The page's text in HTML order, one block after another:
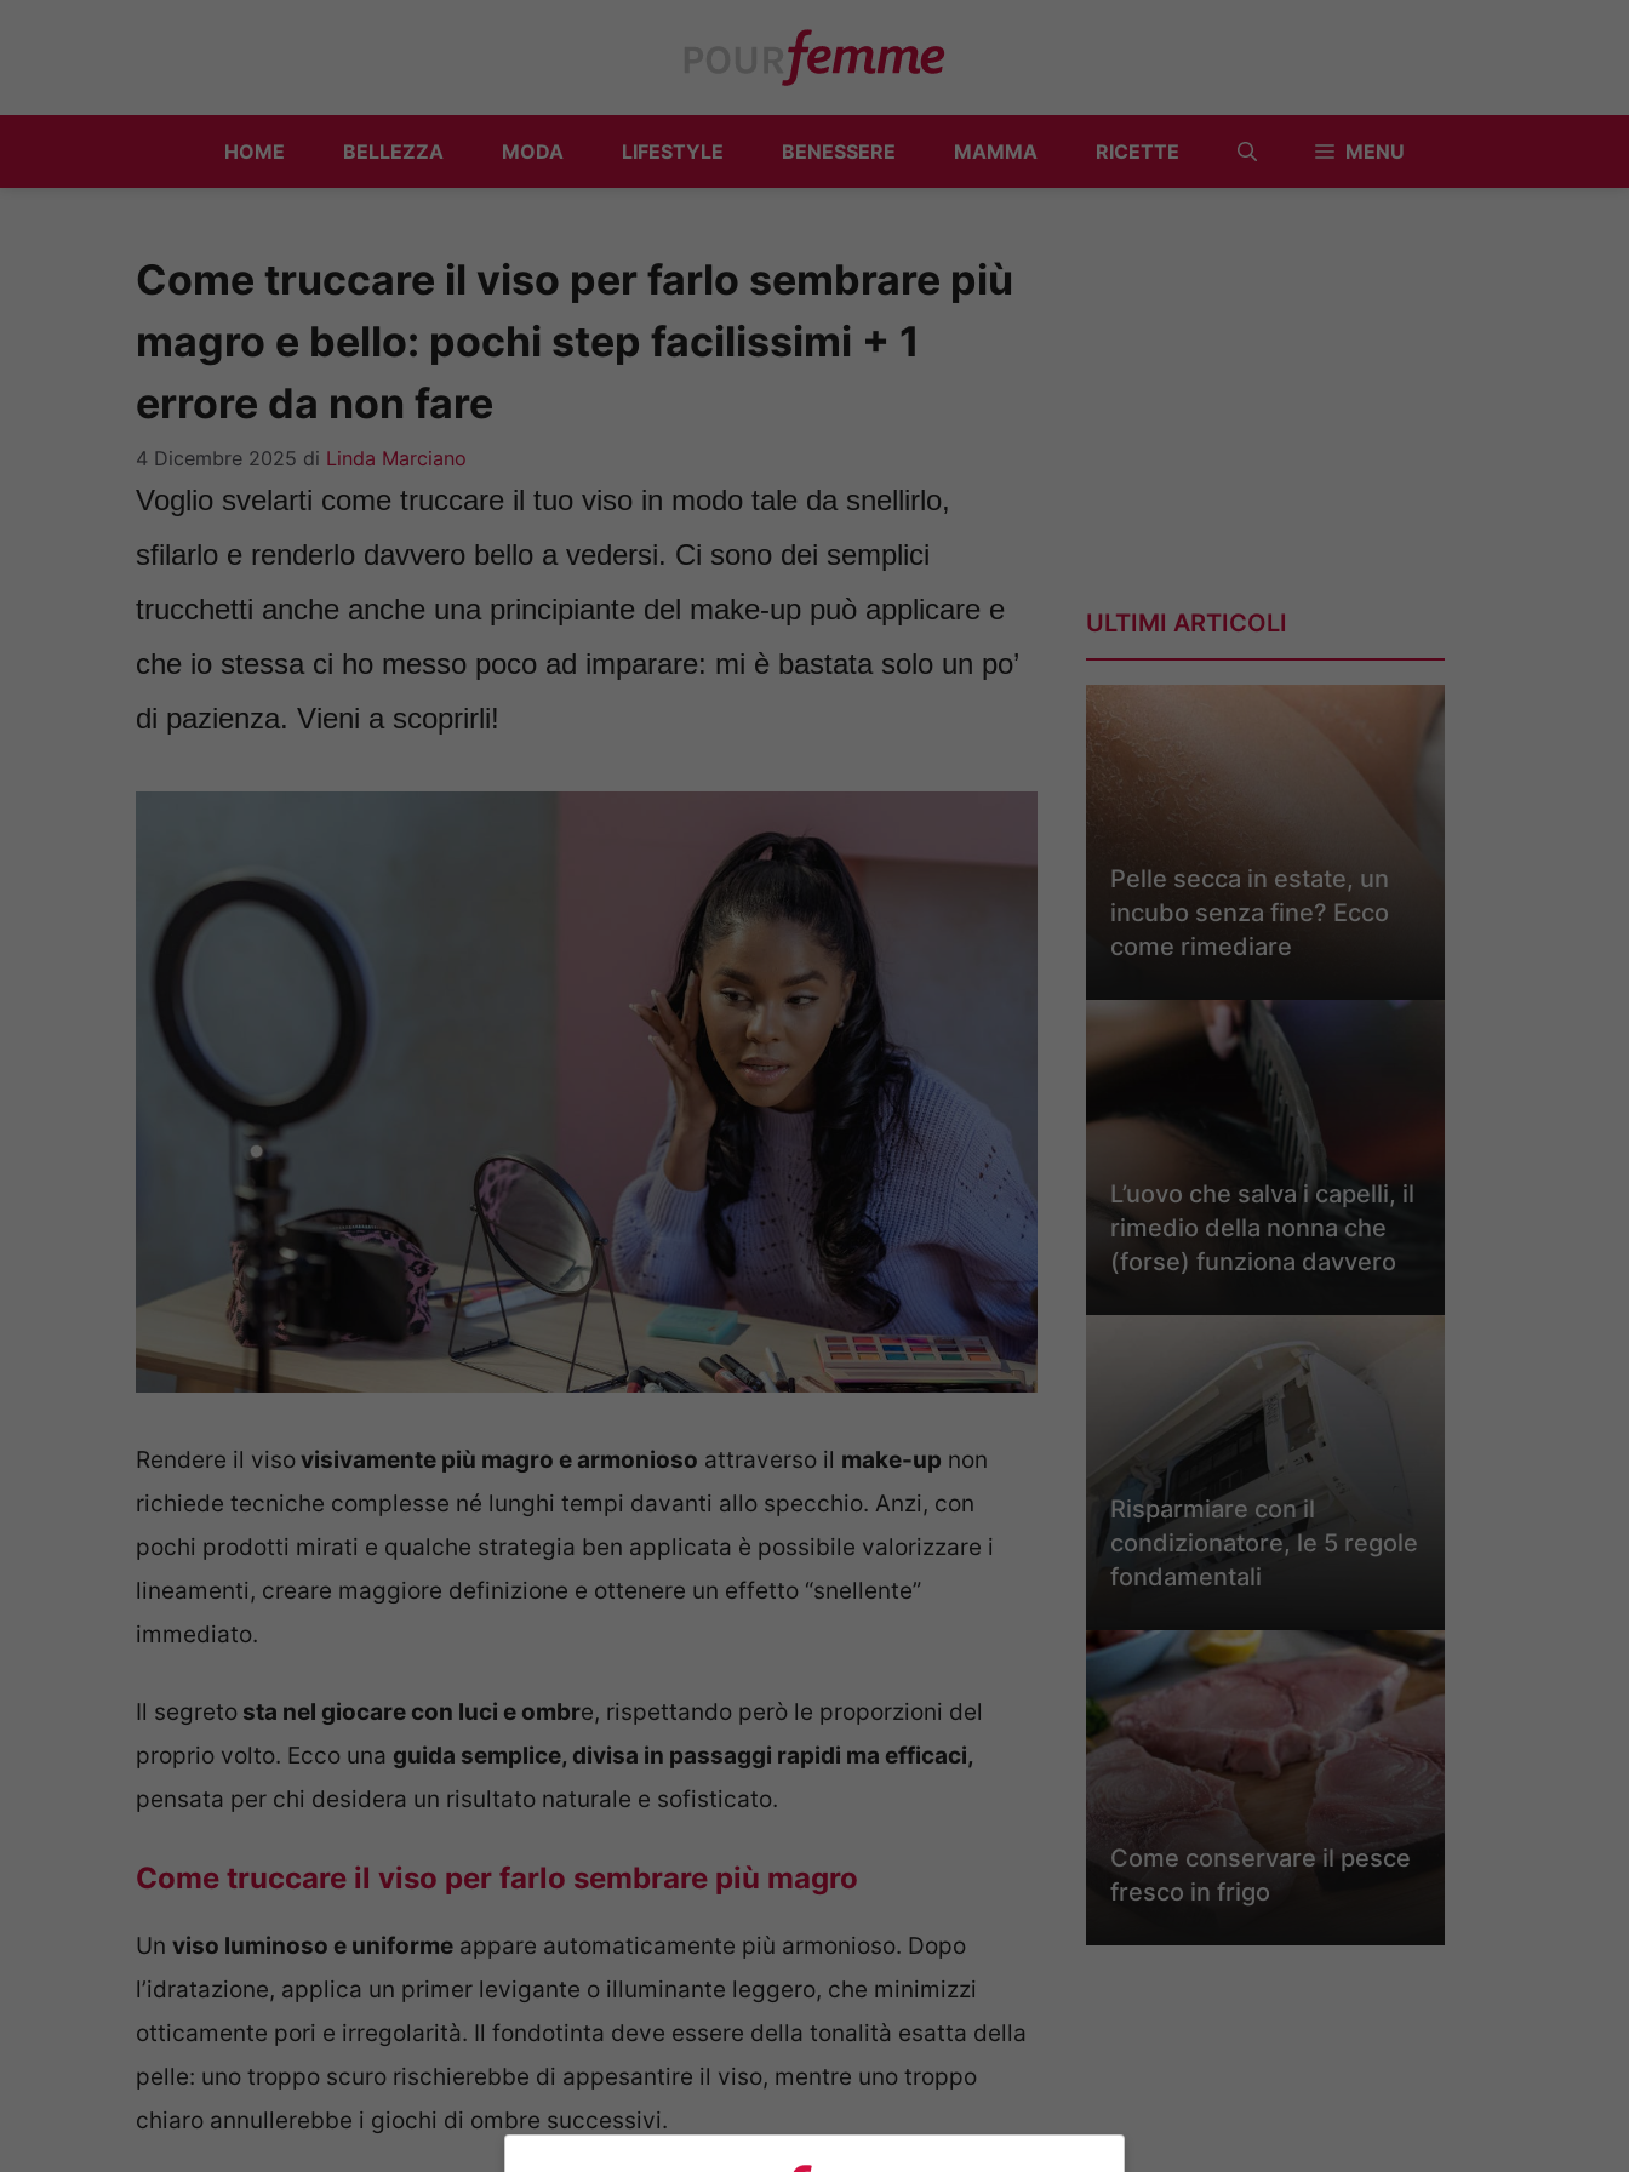
HOME BELLEZZA MODA LIFESTYLE BENESSERE MAMMA RICETTE MENU
Come truccare il viso per farlo sembrare più
magro e bello: pochi step facilissimi + 1
errore da non fare
4 Dicembre 2025 di Linda Marciano
Voglio svelarti come truccare il tuo viso in modo tale da snellirlo,
sfilarlo e renderlo davvero bello a vedersi. Ci sono dei semplici
trucchetti anche anche una principiante del make-up può applicare e
che io stessa ci ho messo poco ad imparare: mi è bastata solo un po’
di pazienza. Vieni a scoprirli!
Rendere il visovisivamente più magro e armonioso attraverso il make-up non
richiede tecniche complesse né lunghi tempi davanti allo specchio. Anzi, con
pochi prodotti mirati e qualche strategia ben applicata è possibile valorizzare i
lineamenti, creare maggiore definizione e ottenere un effetto “snellente”
immediato.
Il segreto sta nel giocare con luci e ombre, rispettando però le proporzioni del
proprio volto. Ecco una guida semplice, divisa in passaggi rapidi ma efficaci,
pensata per chi desidera un risultato naturale e sofisticato.
Come truccare il viso per farlo sembrare più magro
Un viso luminoso e uniforme appare automaticamente più armonioso. Dopo
l’idratazione, applica un primer levigante o illuminante leggero, che minimizzi
otticamente pori e irregolarità. Il fondotinta deve essere della tonalità esatta della
pelle: uno troppo scuro rischierebbe di appesantire il viso, mentre uno troppo
chiaro annullerebbe i giochi di ombre successivi.
ULTIMI ARTICOLI
Pelle secca in estate, un
incubo senza fine? Ecco
come rimediare
L’uovo che salva i capelli, il
rimedio della nonna che
(forse) funziona davvero
Risparmiare con il
condizionatore, le 5 regole
fondamentali
Come conservare il pesce
fresco in frigo